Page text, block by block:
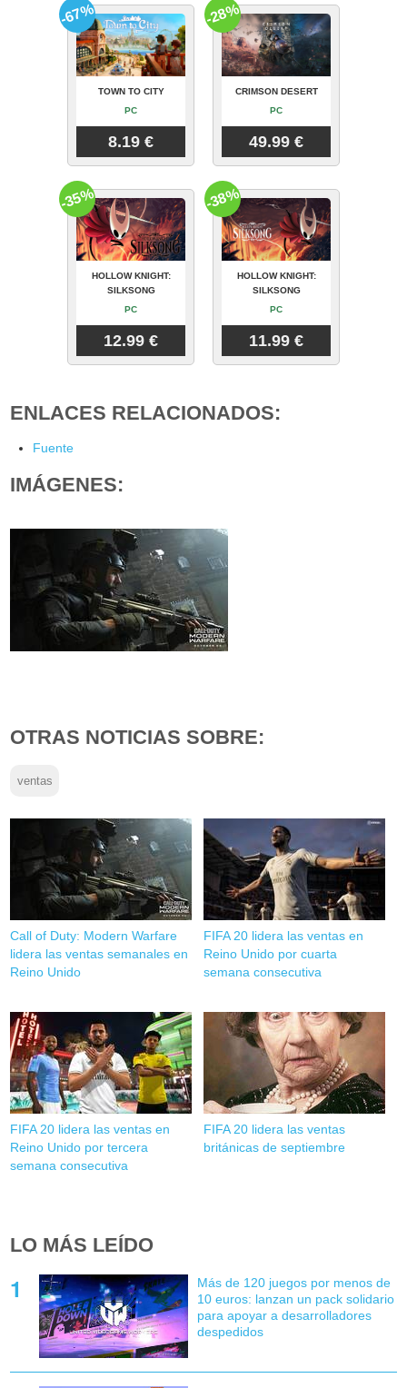
TOWN TO CITY
PC
8.19 €
-67%
CRIMSON DESERT
PC
49.99 €
-28%
HOLLOW KNIGHT:
SILKSONG
PC
12.99 €
-35%
HOLLOW KNIGHT:
SILKSONG
PC
11.99 €
-38%
ENLACES RELACIONADOS:
Fuente
IMÁGENES:
OTRAS NOTICIAS SOBRE:
ventas
Call of Duty: Modern Warfare
lidera las ventas semanales en
Reino Unido
FIFA 20 lidera las ventas en
Reino Unido por cuarta
semana consecutiva
FIFA 20 lidera las ventas en
Reino Unido por tercera
semana consecutiva
FIFA 20 lidera las ventas
británicas de septiembre
LO MÁS LEÍDO
Más de 120 juegos por menos de
10 euros: lanzan un pack solidario
para apoyar a desarrolladores
despedidos